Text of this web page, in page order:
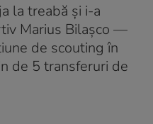
la treabă și i-a
Marius Bilașco —
de scouting în
de 5 transferuri de